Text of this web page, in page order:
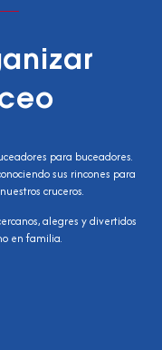
para buceadores.
sus rincones para
cruceros.
alegres y divertidos
en familia.